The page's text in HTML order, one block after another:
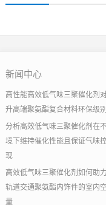
新闻中心
高性能高效低气味三聚催化剂
升高端聚氨酯复合材料环保级
分析高效低气味三聚催化剂在
境下维持催化性能且保证气味
现
高效低气味三聚催化剂如何助
轨道交通聚氨酯内饰件的室内
量